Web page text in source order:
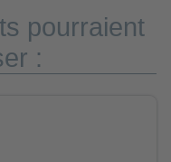
pourraient
: